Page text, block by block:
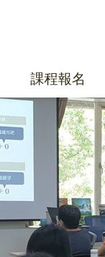
課程報名